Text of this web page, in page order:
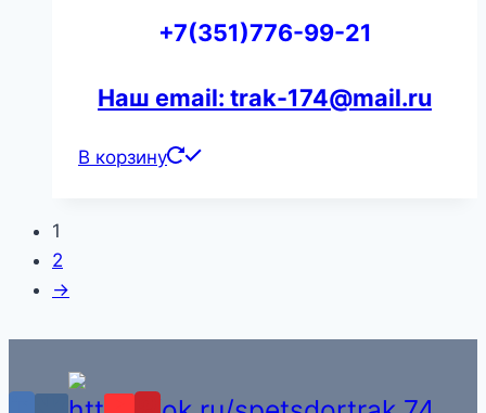
+7(351)776-99-21
Наш email: trak-174@mail.ru
В корзину
1
2
→